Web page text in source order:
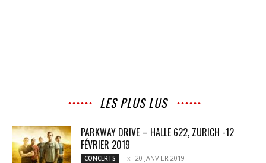
LES PLUS LUS
PARKWAY DRIVE – HALLE 622, ZURICH -12
FÉVRIER 2019
CONCERTS 20 JANVIER 2019